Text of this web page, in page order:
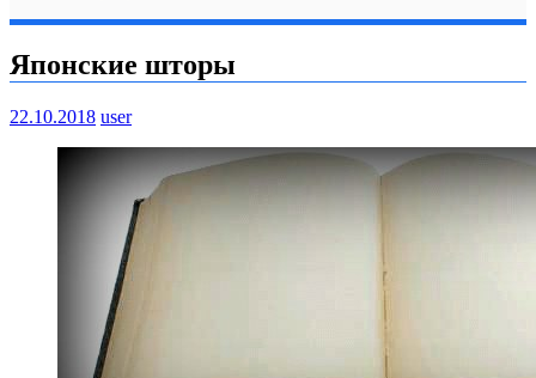
Японские шторы
22.10.2018 user